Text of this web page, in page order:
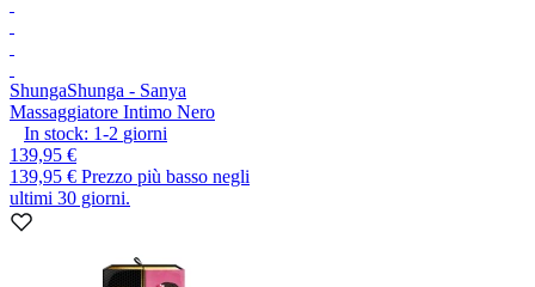
ShungaShunga - Sanya
Massaggiatore Intimo Nero
In stock: 1-2 giorni
139,95 €
139,95 € Prezzo più basso negli
ultimi 30 giorni.